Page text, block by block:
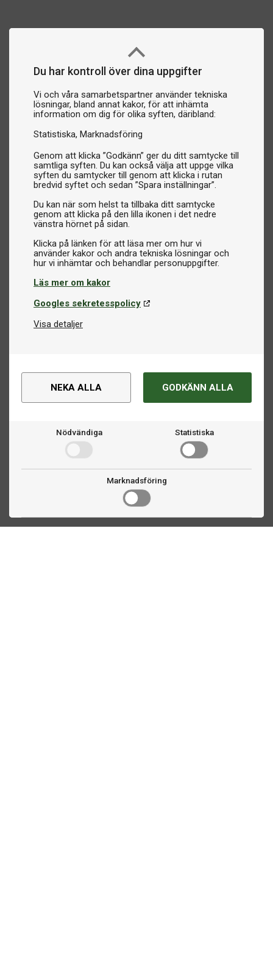
Du har kontroll över dina uppgifter
Vi och våra samarbetspartner använder tekniska
lösningar, bland annat kakor, för att inhämta
information om dig för olika syften, däribland:
Statistiska Marknadsföring
Genom att klicka ”Godkänn” ger du ditt samtycke till
samtliga syften. Du kan också välja att uppge vilka
syften du samtycker till genom att klicka i rutan
bredvid syftet och sedan ”Spara inställningar”.
Du kan när som helst ta tillbaka ditt samtycke
genom att klicka på den lilla ikonen i det nedre
vänstra hörnet på sidan.
Klicka på länken för att läsa mer om hur vi
använder kakor och andra tekniska lösningar och
Läs mer om kakor
Googles sekretesspolicy
Visa detaljer
NEKA ALLA GODKÄNN ALLA
Nödvändiga Statistiska
Marknadsföring